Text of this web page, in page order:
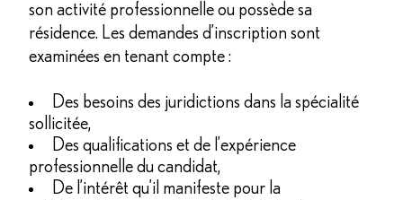
son activité professionnelle ou possède sa
résidence. Les demandes d’inscription sont
examinées en tenant compte :
Des besoins des juridictions dans la spécialité
sollicitée,
Des qualifications et de l’expérience
professionnelle du candidat,
De l’intérêt qu’il manifeste pour la